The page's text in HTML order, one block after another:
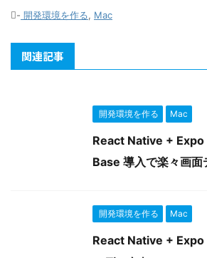
- 開発環境を作る, Mac
関連記事
開発環境を作る Mac
React Native + Expo
Base 導入で楽々画面
開発環境を作る Mac
React Native +